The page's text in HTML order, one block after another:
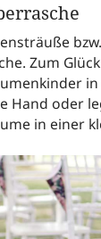
Zum
Hand oder
in einer